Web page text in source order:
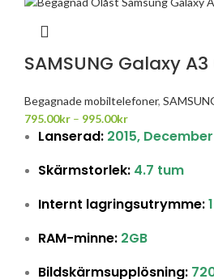
SAMSUNG Galaxy
Begagnade mobiltelefoner,
795.00kr – 995.00kr
Lanserad: 2015, December
Skärmstorlek: 4.7 tum
Internt lagringsutrymme:
RAM-minne: 2GB
Bildskärmsupplösning: